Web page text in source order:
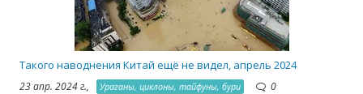
Такого наводнения Китай ещё не видел, апрель 2024
23 апр. 2024 г., Ураганы, циклоны, тайфуны, бури 0